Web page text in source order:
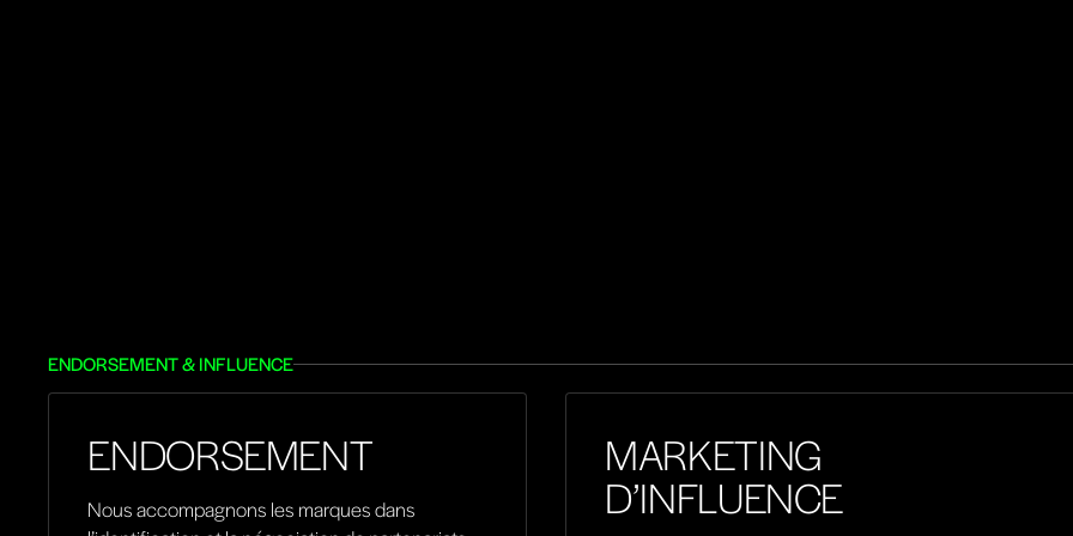
ENDORSEMENT & INFLUENCE
ENDORSEMENT
Nous accompagnons les marques dans
MARKETING
D’INFLUENCE